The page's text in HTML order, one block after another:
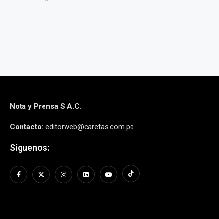
Nota y Prensa S.A.C.
Contacto: editorweb@caretas.com.pe
Síguenos: